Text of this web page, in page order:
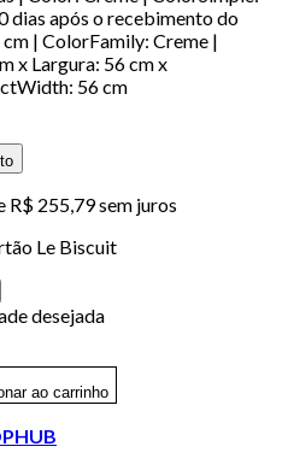
dias após o recebimento do
| ColorFamily: Creme |
x Largura: 56 cm x
56 cm
R$ 255,79 sem juros
Le Biscuit
desejada
ao carrinho